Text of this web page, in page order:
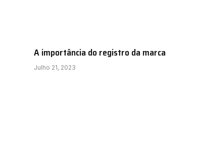
A importância do registro da marca
Julho 21, 2023